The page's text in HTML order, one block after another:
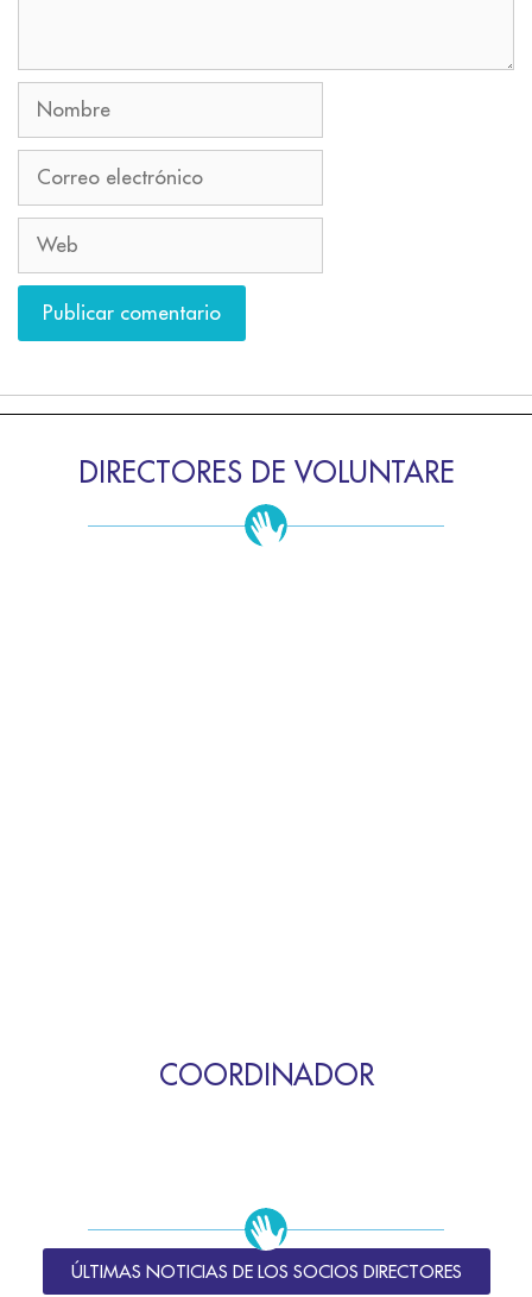
DIRECTORES DE VOLUNTARE
COORDINADOR
ÚLTIMAS NOTICIAS DE LOS SOCIOS DIRECTORES